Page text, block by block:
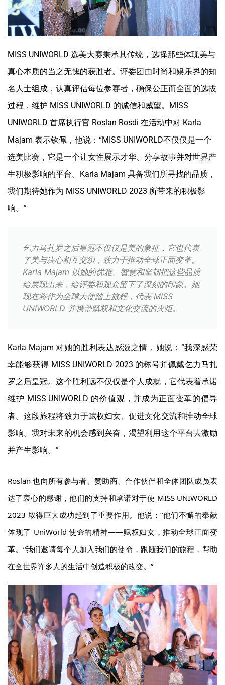
MISS UNIWORLD 选美大赛秉承其传统，选择那些体现美与
真心本质的当之无愧的获胜者。评委团由时尚和娱乐界的知
名人士组成，认真评估每位参赛者，确保公正而全面的选拔
过程，维护 MISS UNIWORLD 的诚信和威望。 MISS
UNIWORLD 首席执行官 Roslan Rosdi 在活动中对 Karla
Majam 表示钦佩，他说：“MISS UNIWORLD不仅仅是一个
选美比赛，它是一个让女性展示才华、分享故事并对世界产
生积极影响的平台。Karla Majam 具备我们所寻找的品质，
我们期待她作为 MISS UNIWORLD 2023 所带来的积极影
响。”
乞力马扎罗之后皇冠不仅仅是美的象征，它也代表
了美与决心相互交织，致力于推动全球正面变革。
Karla Majam 以她的优雅、智慧和坚韧把这些品质
给展现出来，给评委和观众留下了深刻的印象。她
现在将作为全球大使踏上旅程，代表 MISS
UNIWORLD 并携带赋权和文化交流的火炬。
Karla Majam 对她的胜利表达感激之情，她说：“我深感荣
幸能够获得 MISS UNIWORLD 2023 的称号并佩戴乞力马扎
罗之后皇冠。这个胜利远不仅仅是个人成就，它代表着承诺
维护 MISS UNIWORLD 的价值观，并成为正面变革的倡导
者。这段旅程将致力于赋权妇女、促进文化交流和推动全球
影响。我对未来的机会感到兴奋，渴望利用这个平台去激励
并产生影响。”
Roslan 也向所有参与者、赞助商、合作伙伴和全体团队成员表
达了衷心的感谢，他们的支持和承诺对于使 MISS UNIWORLD
2023 取得巨大成功起到了重要作用。 他说：“他们不懈的奉献
体现了 UniWorld 使命的精神——赋权妇女，推动全球正面变
革。“我们邀请每个人加入我们的使命，跟随我们的旅程，帮助
在全世界许多人的生活中创造积极的改变。”